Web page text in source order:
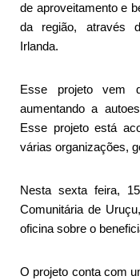
de aproveitamento e
da região, através
Irlanda.
Esse projeto vem
aumentando a
Esse projeto está
várias organizações,
Nesta sexta feira,
Comunitária de
oficina sobre o
O projeto conta com